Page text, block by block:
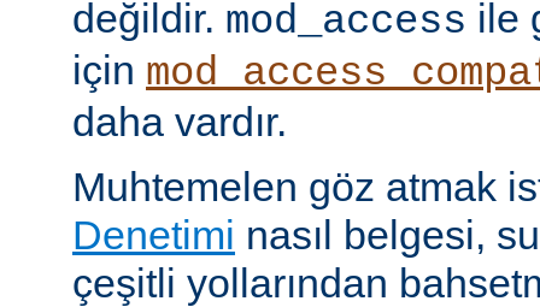
değildir. mod_access ile
için
daha vardır.
Muhtemelen göz atmak
Denetimi nasıl belgesi,
çeşitli yollarından